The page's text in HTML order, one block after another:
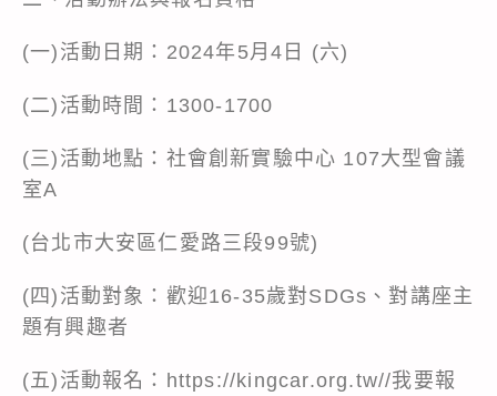
(一)活動日期：2024年5月4日 (六)
(二)活動時間：1300-1700
(三)活動地點：社會創新實驗中心 107大型會議
室A
(台北市大安區仁愛路三段99號)
(四)活動對象：歡迎16-35歲對SDGs、對講座主
題有興趣者
(五)活動報名：https://kingcar.org.tw//我要報